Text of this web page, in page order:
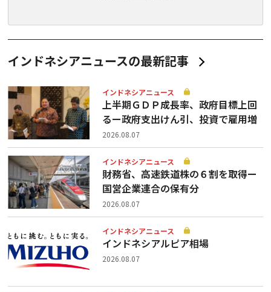
インドネシアニュースの最新記事
インドネシアニュース
上半期ＧＤＰ成長率、政府目標上回
るー政府支出けん引、投資で雇用増
2026.08.07
インドネシアニュース
財務省、高速鉄道株の６割を取得ー
国営企業連合の保有分
2026.08.07
インドネシアニュース
インドネシアルピア相場
2026.08.07